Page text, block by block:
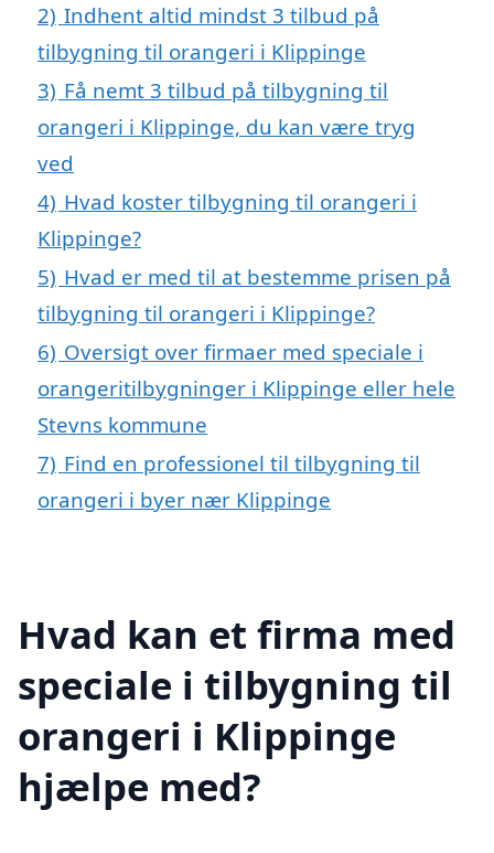
2) Indhent altid mindst 3 tilbud på
tilbygning til orangeri i Klippinge
3) Få nemt 3 tilbud på tilbygning til
orangeri i Klippinge, du kan være tryg
ved
4) Hvad koster tilbygning til orangeri i
Klippinge?
5) Hvad er med til at bestemme prisen på
tilbygning til orangeri i Klippinge?
6) Oversigt over firmaer med speciale i
orangeritilbygninger i Klippinge eller hele
Stevns kommune
7) Find en professionel til tilbygning til
orangeri i byer nær Klippinge
Hvad kan et firma med
speciale i tilbygning til
orangeri i Klippinge
hjælpe med?